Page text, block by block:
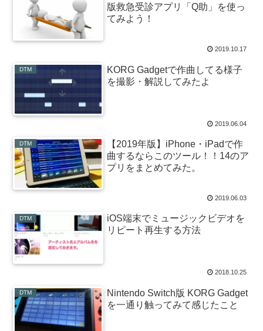
版救急受診アプリ「Q助」を使っ
てみよう！
2019.10.17
DTM
KORG Gadgetで作曲してる様子
を撮影・解説してみたよ
2019.06.04
DTM
【2019年版】iPhone・iPadで作
曲するならこのツール！！14のア
プリをまとめてみた。
2019.06.03
DTM
iOS端末でミュージックビデオを
リピート再生する方法
2018.10.25
DTM
Nintendo Switch版 KORG Gadget
を一通り触ってみて感じたこと